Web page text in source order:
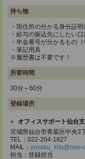
持ち物
・現住所の分かる身分証明
・給与の振込先にしたい
・年金番号が分かるもの（
・筆記用具
※履歴書は不要です！
所要時間
30分～60分
登録場所
オフィスサポート仙台
宮城県仙台市青葉区中央
TEL：022-204-1827
MAIL： yoyaku_kita@neo-
担当：登録担当